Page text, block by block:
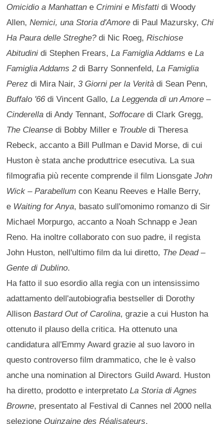
Omicidio a Manhattan e Crimini e Misfatti di Woody
Allen,Nemici, una Storia d'Amore di Paul Mazursky, Chi
Ha Paura delle Streghe?di Nic Roeg,Rischiose
Abitudini di Stephen Frears,La Famiglia Addams eLa
Famiglia Addams 2di Barry Sonnenfeld,La Famiglia
Perez di Mira Nair,3 Giorni per la Veritàdi Sean Penn,
Buffalo '66di Vincent Gallo,La Leggenda di un Amore –
Cinderella di Andy Tennant,Soffocare di Clark Gregg,
The Cleanse di Bobby Miller e Trouble di Theresa
Rebeck, accanto a Bill Pullman e David Morse, di cui
Huston è stata anche produttrice esecutiva. La sua
filmografia più recente comprende il film LionsgateJohn
Wick – Parabellum con Keanu Reeves e Halle Berry,
e Waiting for Anya, basato sull'omonimo romanzo di Sir
Michael Morpurgo, accanto a Noah Schnapp e Jean
Reno. Ha inoltre collaborato con suo padre, il regista
John Huston, nell'ultimo film da lui diretto, The Dead –
Gente di Dublino.
Ha fatto il suo esordio alla regia con un intensissimo
adattamento dell'autobiografia bestseller di Dorothy
AllisonBastard Out of Carolina, grazie a cui Huston ha
ottenuto il plauso della critica. Ha ottenuto una
candidatura all'Emmy Award grazie al suo lavoro in
questo controverso film drammatico, che le è valso
anche una nomination al Directors Guild Award. Huston
ha diretto, prodotto e interpretatoLa Storia di Agnes
Browne, presentato al Festival di Cannes nel 2000 nella
selezione Quinzaine des Réalisateurs.